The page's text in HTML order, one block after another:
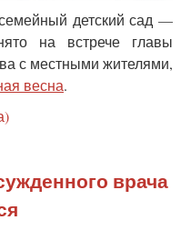
детский сад —
на встрече главы
с местными жителями,
весна.
врача